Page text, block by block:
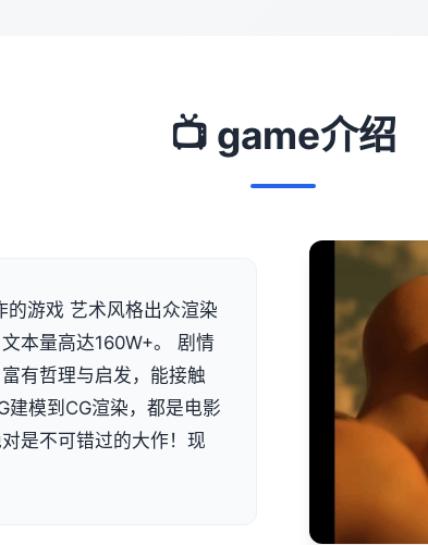
📺 game介绍
游戏 艺术风格出众渲染
本量高达160W+。 剧情
有哲理与启发，能接触
建模到CG渲染，都是电影
是不可错过的大作！现